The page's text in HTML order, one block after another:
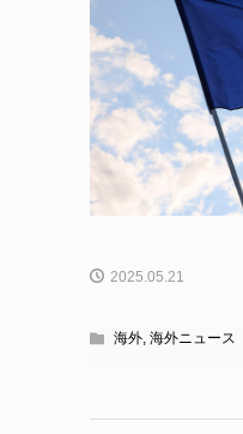
2025.05.21
海外, 海外ニュース